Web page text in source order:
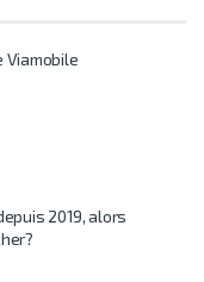
Viamobile
2019, alors